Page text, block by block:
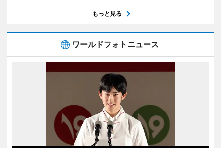
もっと見る
ワールドフォトニュース